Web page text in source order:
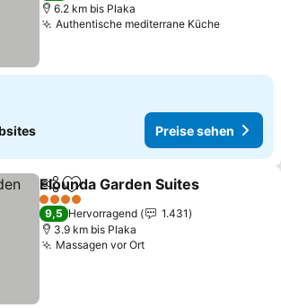
6.2 km bis Plaka
Authentische mediterrane KüchePreise
Preise sehen
TeilenZu Favoriten hinzufügen
Elounda Garden Suites
4 Sterne
9,5 Hervorragend
1.431
3.9 km bis Plaka
Massagen vor OrtPreise sehen